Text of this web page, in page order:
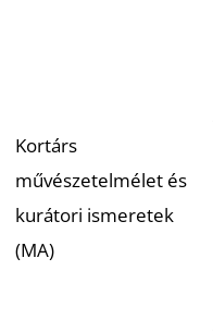
Kortárs
művészetelmélet és
kurátori ismeretek
(MA)